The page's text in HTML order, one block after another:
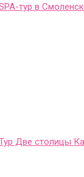
тур в Смоленск
Две столицы